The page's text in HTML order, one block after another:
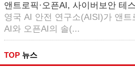
앤트로픽·오픈AI, 사이버보안 테
영국 AI 안전 연구소(AISI)가 앤
AI와 오픈AI의 솔(...
TOP 뉴스